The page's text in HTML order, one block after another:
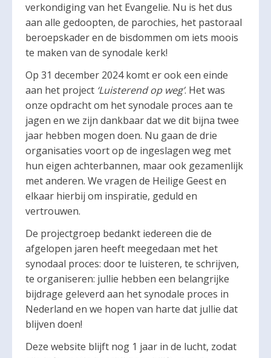
verkondiging van het Evangelie. Nu is het dus
aan alle gedoopten, de parochies, het pastoraal
beroepskader en de bisdommen om iets moois
te maken van de synodale kerk!
Op 31 december 2024 komt er ook een einde
aan het project ‘Luisterend op weg’. Het was
onze opdracht om het synodale proces aan te
jagen en we zijn dankbaar dat we dit bijna twee
jaar hebben mogen doen. Nu gaan de drie
organisaties voort op de ingeslagen weg met
hun eigen achterbannen, maar ook gezamenlijk
met anderen. We vragen de Heilige Geest en
elkaar hierbij om inspiratie, geduld en
vertrouwen.
De projectgroep bedankt iedereen die de
afgelopen jaren heeft meegedaan met het
synodaal proces: door te luisteren, te schrijven,
te organiseren: jullie hebben een belangrijke
bijdrage geleverd aan het synodale proces in
Nederland en we hopen van harte dat jullie dat
blijven doen!
Deze website blijft nog 1 jaar in de lucht, zodat